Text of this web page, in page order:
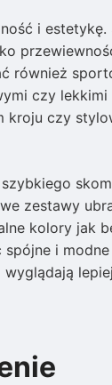
i estetykę.
również
czy
kroju czy
zestawy
kolory jak
i